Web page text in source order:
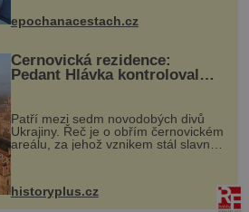
epochanacestach.cz
Černovická rezidence:
Pedant Hlávka kontroloval
Patří mezi sedm novodobých divů
Ukrajiny. Řeč je o obřím černovickém
areálu, za jehož vznikem stál slavný
český architekt Josef Hlávka. Ten si
na něm dal mimořádně záležet. Jeho
stavební plány by při ...
historyplus.cz